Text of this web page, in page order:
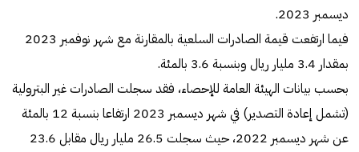
ديسمبر 2023.
فيما ارتفعت قيمة الصادرات السلعية بالمقارنة مع شهر نوفمبر 2023
بمقدار 3.4 مليار ريال وبنسبة 3.6 بالمئة.
بحسب بيانات الهيئة العامة للإحصاء، فقد سجلت الصادرات غير البترولية
(تشمل إعادة التصدير) في شهر ديسمبر 2023 ارتفاعا بنسبة 12 بالمئة
عن شهر ديسمبر 2022، حيث سجلت 26.5 مليار ريال مقابل 23.6